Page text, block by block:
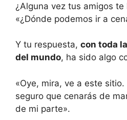
¿Alguna vez tus amigos
«¿Dónde podemos ir a
Y tu respuesta, con toda
del mundo, ha sido algo
«Oye, mira, ve a este
seguro que cenarás de
de mi parte».